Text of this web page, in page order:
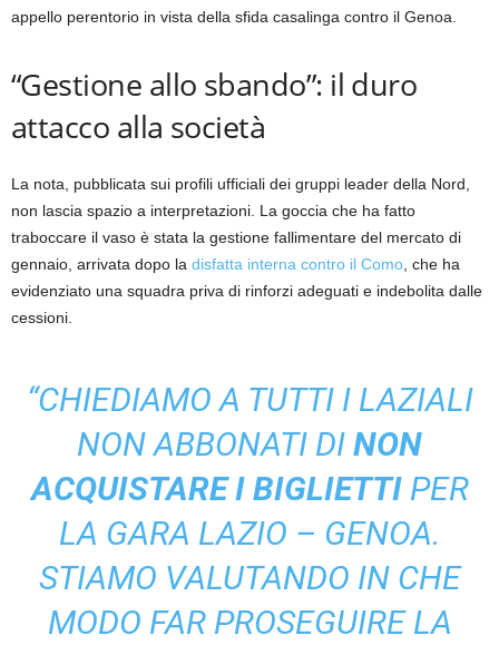
appello perentorio in vista della sfida casalinga contro il Genoa.
“Gestione allo sbando”: il duro
attacco alla società
La nota, pubblicata sui profili ufficiali dei gruppi leader della Nord,
non lascia spazio a interpretazioni. La goccia che ha fatto
traboccare il vaso è stata la gestione fallimentare del mercato di
gennaio, arrivata dopo la disfatta interna contro il Como , che ha
evidenziato una squadra priva di rinforzi adeguati e indebolita dalle
cessioni.
“CHIEDIAMO A TUTTI I LAZIALI
NON ABBONATI DI NON
ACQUISTARE I BIGLIETTIPER
LA GARA LAZIO – GENOA.
STIAMO VALUTANDO IN CHE
MODO FAR PROSEGUIRE LA